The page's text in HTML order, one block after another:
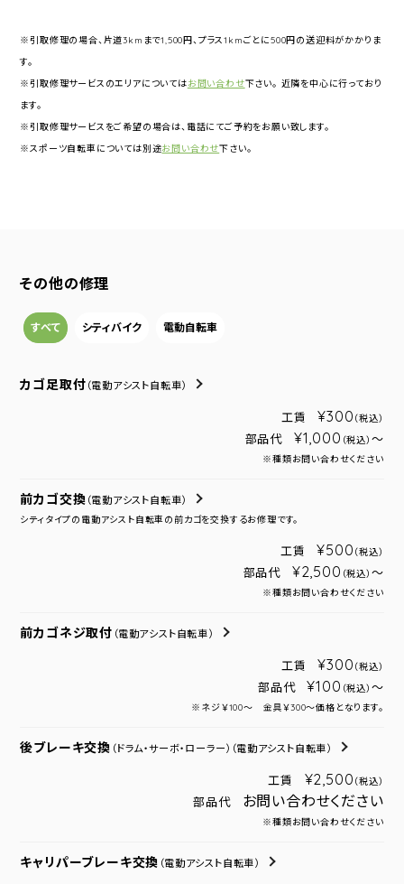
※引取修理の場合、片道3kmまで1,500円、プラス1kmごとに500円の送迎料がかかりま
す。
※引取修理サービスのエリアについてはお問い合わせ下さい。 近隣を中心に行っており
ます。
※引取修理サービスをご希望の場合は、電話にてご予約をお願い致します。
※スポーツ自転車については別途お問い合わせ下さい。
その他の修理
すべて シティバイク 電動自転車
カゴ足取付 （電動アシスト自転車）
工賃 ¥300 （税込）
部品代 ¥1,000 （税込） ～
※種類お問い合わせください
前カゴ交換 （電動アシスト自転車）
シティタイプの電動アシスト自転車の前カゴを交換するお修理です。
工賃 ¥500 （税込）
部品代 ¥2,500 （税込） ～
※種類お問い合わせください
前カゴネジ取付 （電動アシスト自転車）
工賃 ¥300 （税込）
部品代 ¥100 （税込） ～
※ネジ￥100～ 金具￥300～価格となります。
後ブレーキ交換 （ドラム・サーボ・ローラー） （電動アシスト自転車）
工賃 ¥2,500 （税込）
部品代 お問い合わせください
※種類お問い合わせください
キャリパーブレーキ交換 （電動アシスト自転車）